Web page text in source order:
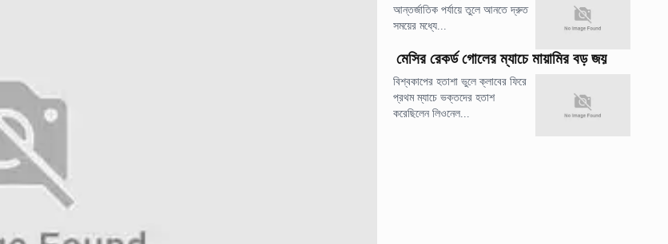
আন্তর্জাতিক পর্যায়ে তুলে আনতে দ্রুত
সময়ের মধ্যে...
মেসির রেকর্ড গোলের ম্যাচে মায়ামির বড় জয়
বিশ্বকাপের হতাশা ভুলে ক্লাবের ফিরে
প্রথম ম্যাচে ভক্তদের হতাশ
করেছিলেন লিওনেল...